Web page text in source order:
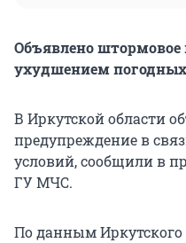
Объявлено штормовое
ухудшением
В Иркутской области
предупреждение в
условий, сообщили в
ГУ МЧС.
По данным Иркутского